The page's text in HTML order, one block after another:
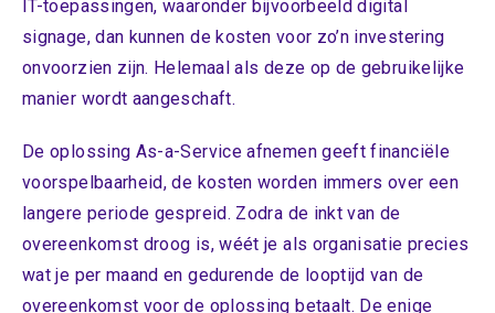
IT-toepassingen, waaronder bijvoorbeeld digital
signage, dan kunnen de kosten voor zo’n investering
onvoorzien zijn. Helemaal als deze op de gebruikelijke
manier wordt aangeschaft.
De oplossing As-a-Service afnemen geeft financiële
voorspelbaarheid, de kosten worden immers over een
langere periode gespreid. Zodra de inkt van de
overeenkomst droog is, wéét je als organisatie precies
wat je per maand en gedurende de looptijd van de
overeenkomst voor de oplossing betaalt. De enige